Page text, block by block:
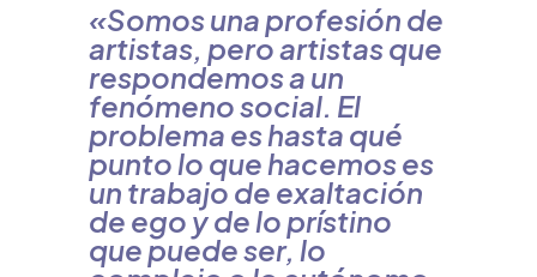
«Somos una profesión de
artistas, pero artistas que
respondemos a un
fenómeno social. El
problema es hasta qué
punto lo que hacemos es
un trabajo de exaltación
de ego y de lo prístino
que puede ser, lo